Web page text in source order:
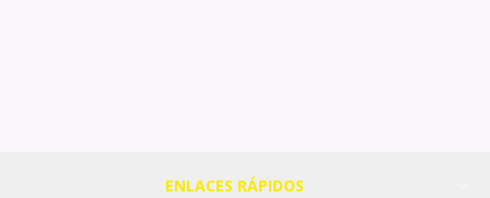
ENLACES RÁPIDOS